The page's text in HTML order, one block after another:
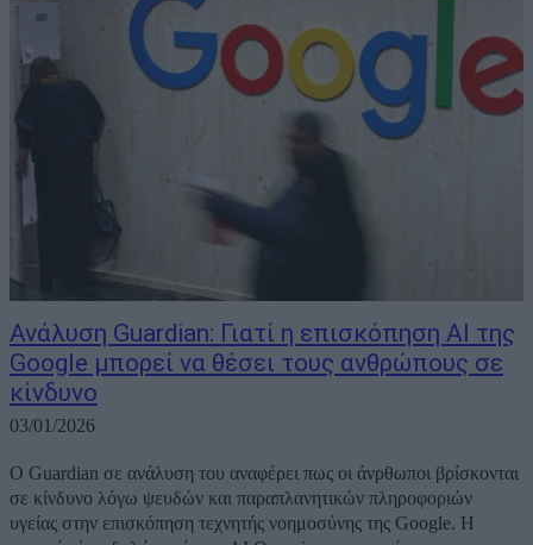
Ανάλυση Guardian: Γιατί η επισκόπηση AI της
Google μπορεί να θέσει τους ανθρώπους σε
κίνδυνο
03/01/2026
Ο Guardian σε ανάλυση του αναφέρει πως οι άνρθωποι βρίσκονται
σε κίνδυνο λόγω ψευδών και παραπλανητικών πληροφοριών
υγείας στην επισκόπηση τεχνητής νοημοσύνης της Google. Η